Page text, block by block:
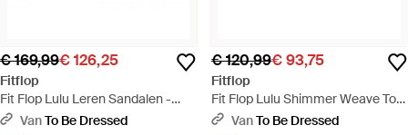
€ 169,99€ 126,25
Fitflop
Fit Flop Lulu Leren Sandalen -
Zwart
VanTo Be Dressed
€ 120,99€ 93,75
Fitflop
Fit Flop Lulu Shimmer Weave Toe
Post Sandalen - Zwart
VanTo Be Dressed